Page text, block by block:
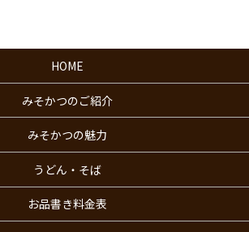
HOME
みそかつのご紹介
みそかつの魅力
うどん・そば
お品書き料金表